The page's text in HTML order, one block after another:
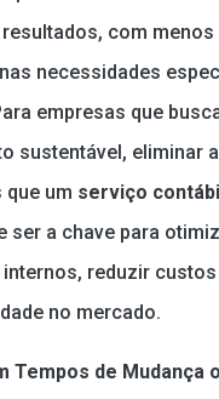
com
necessidades
empresas que
sustentável, eliminar
um serviço
ser a chave para
reduzir custos
no mercado.
Tempos de Mudança